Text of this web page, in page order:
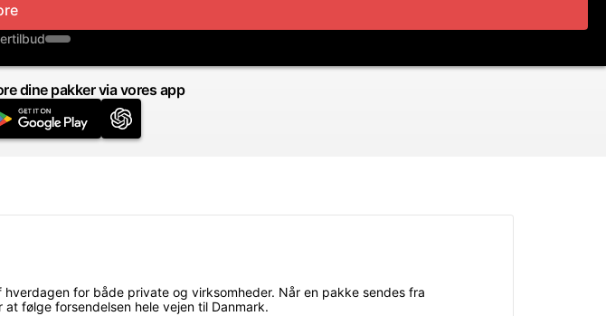
dine pakker via vores app
for både private og virksomheder. Når en pakke sendes fra
følge forsendelsen hele vejen til Danmark.